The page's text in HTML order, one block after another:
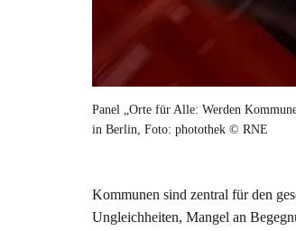
Panel „Orte für Alle: Werden
in Berlin, Foto: photothek © RNE
Kommunen sind zentral für den
Ungleichheiten, Mangel an